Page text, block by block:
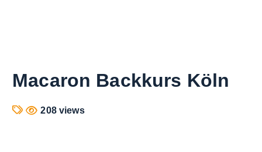
Macaron Backkurs Köln
208 views